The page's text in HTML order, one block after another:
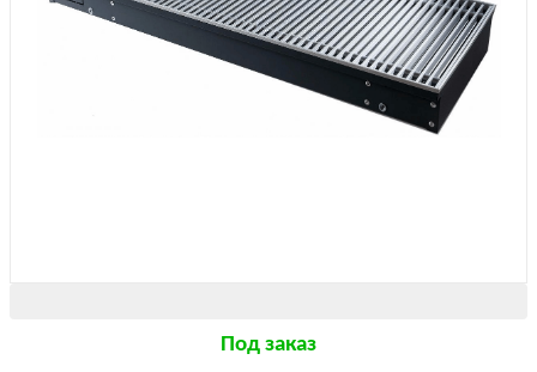
Под заказ